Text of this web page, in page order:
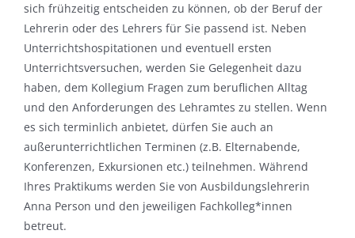
sich frühzeitig entscheiden zu können, ob der Beruf der
Lehrerin oder des Lehrers für Sie passend ist. Neben
Unterrichtshospitationen und eventuell ersten
Unterrichtsversuchen, werden Sie Gelegenheit dazu
haben, dem Kollegium Fragen zum beruflichen Alltag
und den Anforderungen des Lehramtes zu stellen. Wenn
es sich terminlich anbietet, dürfen Sie auch an
außerunterrichtlichen Terminen (z.B. Elternabende,
Konferenzen, Exkursionen etc.) teilnehmen. Während
Ihres Praktikums werden Sie von Ausbildungslehrerin
Anna Person und den jeweiligen Fachkolleg*innen
betreut.